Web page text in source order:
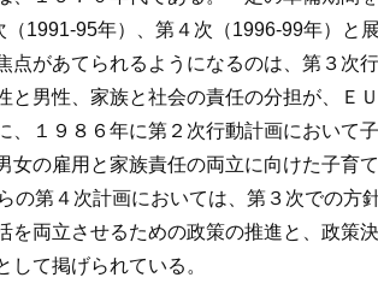
（1991-95年）、第４次（1996-99年）と
点があてられるようになるのは、第３次
と男性、家族と社会の責任の分担が、Ｅ
、１９８６年に第２次行動計画において
女の雇用と家族責任の両立に向けた子育
の第４次計画においては、第３次での方
を両立させるための政策の推進と、政策
して掲げられている。